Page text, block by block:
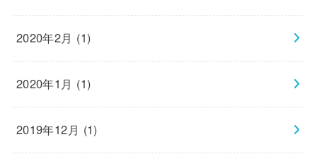
2020年2月 (1)
2020年1月 (1)
2019年12月 (1)